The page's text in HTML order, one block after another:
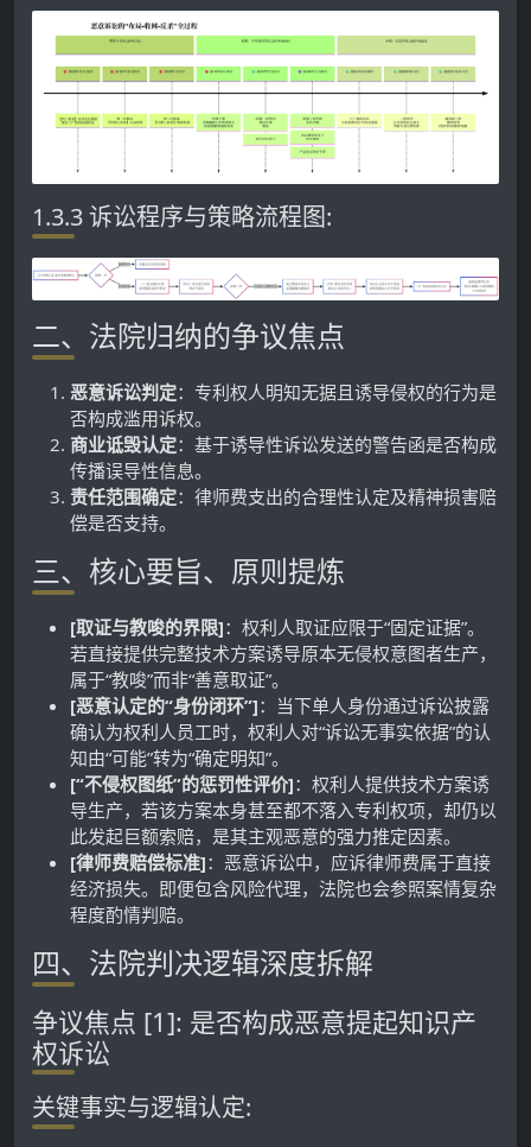
1.3.3 诉讼程序与策略流程图:
二、法院归纳的争议焦点
恶意诉讼判定：专利权人明知无据且诱导侵权的行为是
否构成滥用诉权。
商业诋毁认定：基于诱导性诉讼发送的警告函是否构成
传播误导性信息。
责任范围确定：律师费支出的合理性认定及精神损害赔
偿是否支持。
三、核心要旨、原则提炼
[取证与教唆的界限]：权利人取证应限于“固定证据”。
若直接提供完整技术方案诱导原本无侵权意图者生产，
属于“教唆”而非“善意取证”。
[恶意认定的“身份闭环”]：当下单人身份通过诉讼披露
确认为权利人员工时，权利人对“诉讼无事实依据”的认
知由“可能”转为“确定明知”。
[“不侵权图纸”的惩罚性评价]：权利人提供技术方案诱
导生产，若该方案本身甚至都不落入专利权项，却仍以
此发起巨额索赔，是其主观恶意的强力推定因素。
[律师费赔偿标准]：恶意诉讼中，应诉律师费属于直接
经济损失。即便包含风险代理，法院也会参照案情复杂
程度酌情判赔。
四、法院判决逻辑深度拆解
争议焦点 [1]: 是否构成恶意提起知识产
权诉讼
关键事实与逻辑认定: